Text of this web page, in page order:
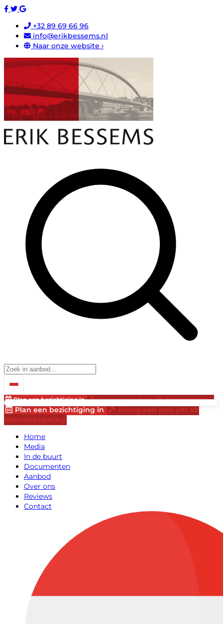
+32 89 69 66 96
info@erikbessems.nl
Naar onze website ›
Plan een bezichtiging in Breng een bod uit! Waardebepaling
Plan een bezichtiging in
Breng een bod uit!
Waardebepaling
Home
Media
In de buurt
Documenten
Aanbod
Over ons
Reviews
Contact